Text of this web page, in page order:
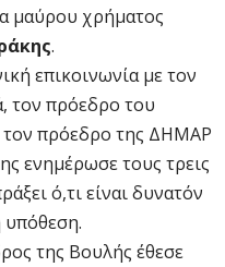
μαύρου χρήματος
.
επικοινωνία με τον
τον πρόεδρο του
τον πρόεδρο της ΔΗΜΑΡ
ενημέρωσε τους τρεις
ό,τι είναι δυνατόν
υπόθεση.
της Βουλής έθεσε